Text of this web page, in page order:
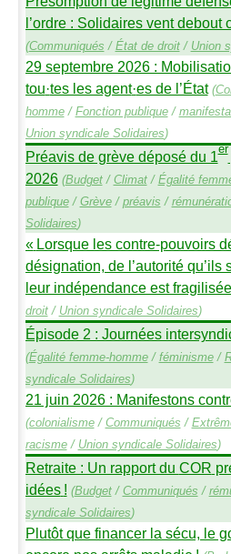
l’ordre : Solidaires vent debout
(Communiqués / État de droit/ Union
29 septembre 2026 :
tou·tes les agent·es de l’État (
homme/ Fonction publique/
Union syndicale Solidaires)
Préavis de grève déposé du 1er
2026 (Budget/ Climat/ Égalité
publique/ Grève/ préavis /
Solidaires)
« Lorsque les contre-pouvoirs
désignation, de l’autorité qu’ils
leur indépendance est fragilisée
droit/ Union syndicale Solidaires)
Épisode 2 : Journées
(Égalité femme-homme/ féminisme/
syndicale Solidaires)
21 juin 2026 : Manifestons
(colonialisme/ Communiqués /
racisme/ Union syndicale Solidaires)
Retraite : Un rapport du COR
idées ! (Budget/ Communiqués /
syndicale Solidaires)
Plutôt que financer la sécu, le